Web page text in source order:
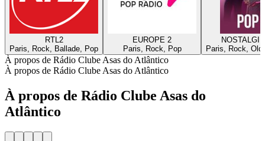
RTL2
Paris, Rock, Ballade, Pop
EUROPE 2
Paris, Rock, Pop
Paris, Rock,
À propos de Rádio Clube Asas do Atlântico
À propos de Rádio Clube Asas do Atlântico
À propos de Rádio Clube Asas do
Atlântico